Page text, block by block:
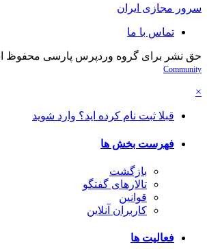
سرور مجازی ایران
تماس با ما
حق نشر برای گروه وردپرس پارسی محفوظ
Community
×
قبلا ثبت نام کرده اید؟ وارد شوید
فهرست بخش ها
بازگشت
تالارهای گفتگو
قوانین
کاربران آنلاین
فعالیت ها